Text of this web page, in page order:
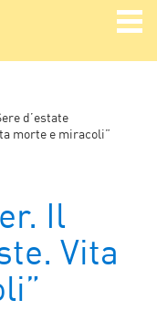
d’estate
morte e miracoli”
Il
Vita